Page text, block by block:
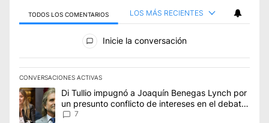
TODOS LOS COMENTARIOS LOS MÁS RECIENTES
Todos los comentarios
Inicie la conversación
CONVERSACIONES ACTIVAS
Este listado muestra los artículos con más comentarios en los
Un artículo de tendencia con el título "Di Tullio impugnó a
Di Tullio impugnó a Joaquín Benegas Lynch por
un presunto conflicto de intereses en el debate
de la Ley de Tierras
7